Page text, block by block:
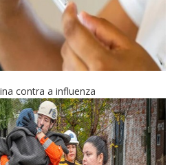
contra a influenza